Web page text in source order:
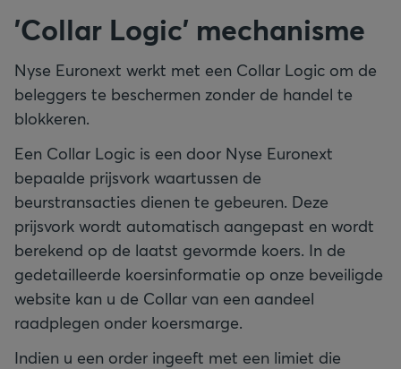
'Collar Logic' mechanisme
Nyse Euronext werkt met een Collar Logic om de
beleggers te beschermen zonder de handel te
blokkeren.
Een Collar Logic is een door Nyse Euronext
bepaalde prijsvork waartussen de
beurstransacties dienen te gebeuren. Deze
prijsvork wordt automatisch aangepast en wordt
berekend op de laatst gevormde koers. In de
gedetailleerde koersinformatie op onze beveiligde
website kan u de Collar van een aandeel
raadplegen onder koersmarge.
Indien u een order ingeeft met een limiet die